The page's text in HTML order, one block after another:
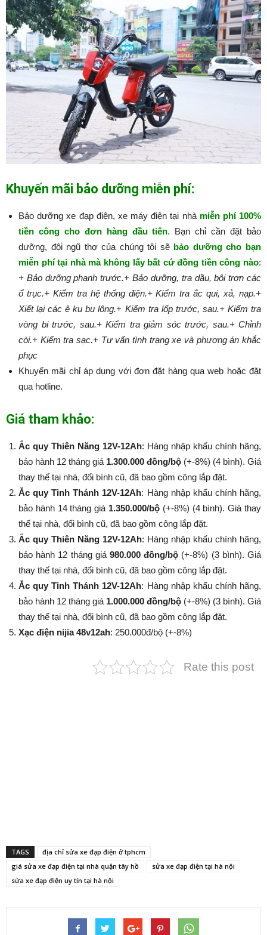
Khuyến mãi bảo dưỡng miễn phí:
Bảo dưỡng xe đạp điện, xe máy điện tại nhà miễn phí 100%
tiền công cho đơn hàng đầu tiên. Bạn chỉ cần đặt bảo
dưỡng, đội ngũ thợ của chúng tôi sẽ bảo dưỡng cho bạn
miễn phí tại nhà mà không lấy bất cứ đồng tiền công nào:​​​​​
+ Bảo dưỡng phanh trước.+ Bảo dưỡng, tra dầu, bôi trơn các
ổ trục.+ Kiểm tra hệ thống điện.+ Kiểm tra ắc qui, xả, nạp.+
Xiết lại các ê ku bu lông.+ Kiểm tra lốp trước, sau.+ Kiểm tra
vòng bi trước, sau.+ Kiểm tra giảm sóc trước, sau.+ Chỉnh
còi.+ Kiểm tra sạc.+ Tư vấn tình trạng xe và phương án khắc
phục
Khuyến mãi chỉ áp dụng với đơn đặt hàng qua web hoặc đặt
qua hotline.
Giá tham khảo:
Ắc quy Thiên Năng 12V-12Ah: Hàng nhập khẩu chính hãng,
bảo hành 12 tháng giá 1.300.000 đồng/bộ (+-8%) (4 bình). Giá
thay thế tại nhà, đổi bình cũ, đã bao gồm công lắp đặt.
Ắc quy Tinh Thánh 12V-12Ah: Hàng nhập khẩu chính hãng,
bảo hành 14 tháng giá 1.350.000/bộ (+-8%​​​​​​​) (4 bình). Giá thay
thế tại nhà, đổi bình cũ, đã bao gồm công lắp đặt.
Ắc quy Thiên Năng 12V-12Ah: Hàng nhập khẩu chính hãng,
bảo hành 12 tháng giá 980.000 đồng/bộ (+-8%​​​​​​​) (3 bình). Giá
thay thế tại nhà, đổi bình cũ, đã bao gồm công lắp đặt.
Ắc quy Tinh Thánh 12V-12Ah: Hàng nhập khẩu chính hãng,
bảo hành 12 tháng giá 1.000.000 đồng/bộ (+-8%​​​​​​​) (3 bình). Giá
thay thế tại nhà, đổi bình cũ, đã bao gồm công lắp đặt.
Xạc điện nijia 48v12ah: 250.000đ/bộ (+-8%​​​​​​​)
Rate this post
TAGS
địa chỉ sửa xe đạp điện ở tphcm
giá sửa xe đạp điện tại nhà quận tây hồ
sửa xe đạp điện tại hà nội
sửa xe đạp điện uy tín tại hà nội